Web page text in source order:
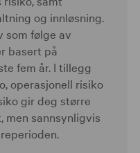
og innløsning.
som følge av
basert på
fem år. I tillegg
operasjonell risiko
gir deg større
men sannsynligvis